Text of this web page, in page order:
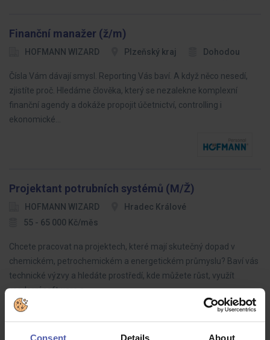
Finanční manažer (ž/m)
HOFMANN WIZARD Plzeňský kraj Dohodou
Čísla Vám dávají smysl. Reporting Vás baví. A když něco nesedí,
zjistíte proč. Hledáme člověka, který se nezalekne komplexní
finanční agendy a dokáže propojit účetnictví, controlling i
ekonomické…
Projektant potrubních systémů (M/Ž)
HOFMANN WIZARD
Hradec Králové
55 - 65 000 Kč/měs
Chcete pracovat na projektech, které mají skutečný dopad v
chemickém, petrochemickém a energetickém průmyslu? Baví vás
technické výzvy a hledáte prostředí, kde můžete růst, využít
moderní software a…